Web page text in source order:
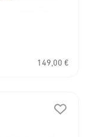
149,00 €